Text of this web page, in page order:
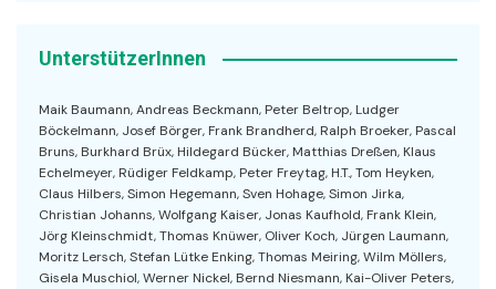
UnterstützerInnen
Maik Baumann, Andreas Beckmann, Peter Beltrop, Ludger
Böckelmann, Josef Börger, Frank Brandherd, Ralph Broeker, Pascal
Bruns, Burkhard Brüx, Hildegard Bücker, Matthias Dreßen, Klaus
Echelmeyer, Rüdiger Feldkamp, Peter Freytag, H.T., Tom Heyken,
Claus Hilbers, Simon Hegemann, Sven Hohage, Simon Jirka,
Christian Johanns, Wolfgang Kaiser, Jonas Kaufhold, Frank Klein,
Jörg Kleinschmidt, Thomas Knüwer, Oliver Koch, Jürgen Laumann,
Moritz Lersch, Stefan Lütke Enking, Thomas Meiring, Wilm Möllers,
Gisela Muschiol, Werner Nickel, Bernd Niesmann, Kai-Oliver Peters,